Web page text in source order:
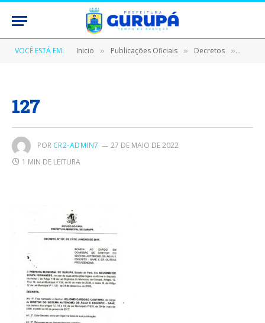
VOCÊ ESTÁ EM: Inicio » Publicações Oficiais » Decretos »
127
POR CR2-ADMIN7
27 DE MAIO DE 2022
1 MIN DE LEITURA